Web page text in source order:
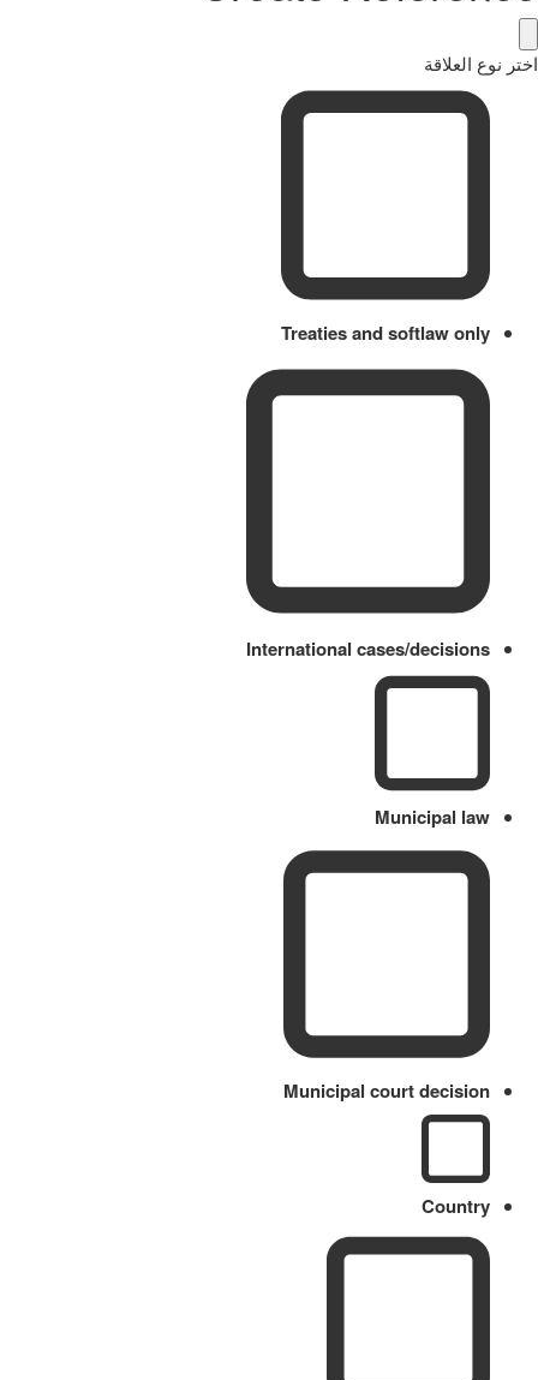
اختر نوع العلاقة
Treaties and softlaw only
International cases/decisions
Municipal law
Municipal court decision
Country